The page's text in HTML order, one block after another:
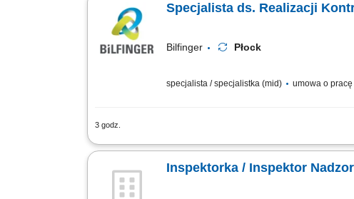
Specjalista ds. Realizacji
Bilfinger Płock
specjalista / specjalistka (mid) umowa o pracę
3 godz.
Twój zakres obowiązków: koordynowanie i
Inspektorka / Inspektor